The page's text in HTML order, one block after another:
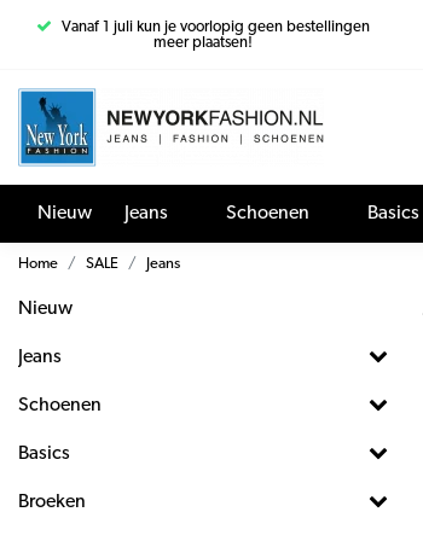
Vanaf 1 juli kun je voorlopig geen bestellingen
meer plaatsen!
Nieuw Jeans Schoenen Basics
Home SALE Jeans
Nieuw
Jeans
Schoenen
Basics
Broeken